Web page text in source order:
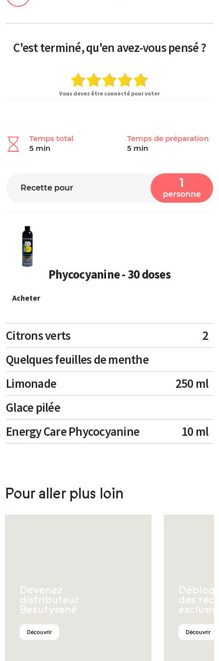
C'est terminé, qu'en avez-vous pensé ?
Vous devez être connecté pour voter
Temps total
5 min
Temps de préparation
5 min
Recette pour 1
personne
Phycocyanine - 30 doses
Acheter
Citrons verts
2
Quelques feuilles de menthe
Limonade
250 ml
Glace pilée
Energy Care Phycocyanine
10 ml
Pour aller plus loin
Devenez
distributeur
Beautysané
Découvrir
des
Découvrir